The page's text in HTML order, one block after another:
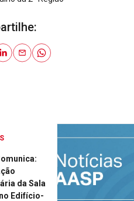
da Sala
Edifício-